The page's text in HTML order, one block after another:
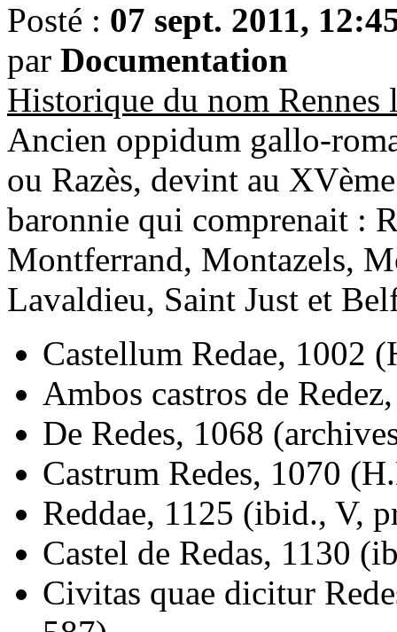
Posté : 07 sept. 2011,
par Documentation
Historique du nom Rennes
Ancien oppidum gallo-
ou Razès, devint au
baronnie qui comprenait :
Montferrand, Montazels,
Lavaldieu, Saint Just et
Castellum Redae, 1002
Ambos castros de
De Redes, 1068
Castrum Redes, 1070
Reddae, 1125 (ibid., V,
Castel de Redas, 1130
Civitas quae dicitur